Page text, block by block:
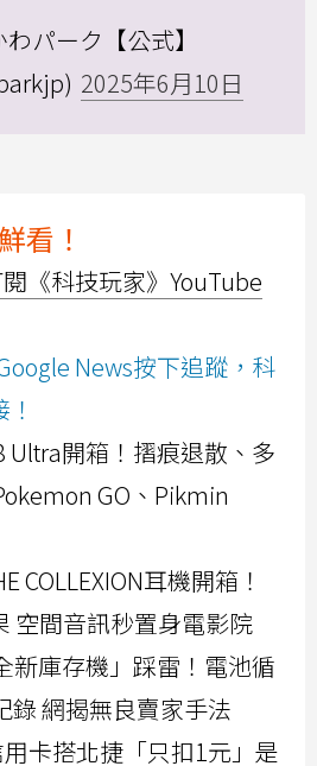
パーク【公式】
2025年6月10日
看！
《科技玩家》YouTube
News按下追蹤，科
Ultra開箱！摺痕退散、多
GO、Pikmin
COLLEXION耳機開箱！
空間音訊秒置身電影院
新庫存機」踩雷！電池循
錄 網揭無良賣家手法
卡搭北捷「只扣1元」是